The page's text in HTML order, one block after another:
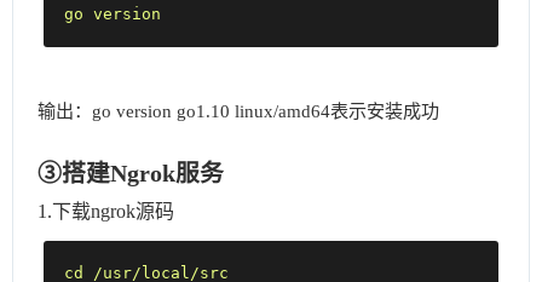
go version
输出：go version go1.10 linux/amd64表示安装成功
③搭建Ngrok服务
1.下载ngrok源码
cd /usr/local/src